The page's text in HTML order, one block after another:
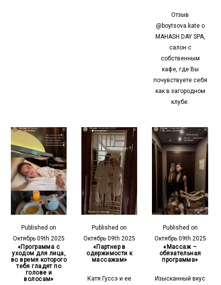
Отзыв
@boytsova.kate о
MAHASH DAY SPA,
салон с
собственным
кафе, где Вы
почувствуете себя
как в загородном
клубе.
Published on
Октябрь 09th 2025
«Программа с
уходом для лица,
во время которого
тебя гладят по
голове и
волосам»
Published on
Октябрь 09th 2025
«Партнер в
одержимости к
массажам»
Катя Гуссэ и ее
Published on
Октябрь 09th 2025
«Массаж –
обязательная
программа»
Изысканный вкус